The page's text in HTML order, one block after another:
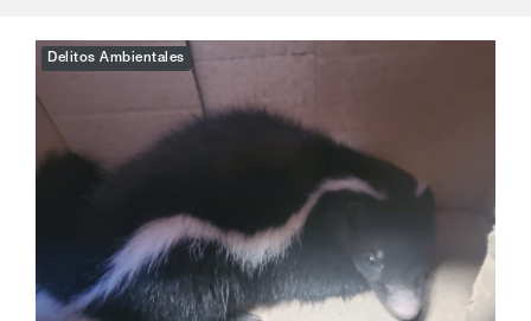
Delitos Ambientales